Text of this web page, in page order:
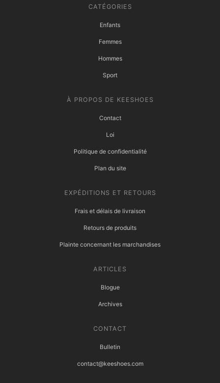
CATÉGORIES
Enfants
Femmes
Hommes
Sport
À PROPOS DE KEESHOES
Contact
Loi
Politique de confidentialité
Plan du site
EXPÉDITIONS ET RETOURS
Frais et délais de livraison
Retours de produits
Plainte concernant les marchandises
ARTICLES
Blogue
Archives
CONTACT
Bulletin
contact@keeshoes.com